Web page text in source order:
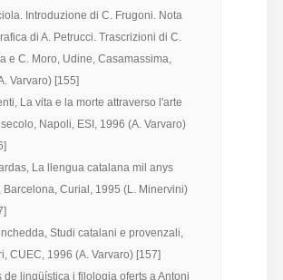
Introduzione di C. Frugoni. Nota
di A. Petrucci. Trascrizioni di C.
e C. Moro, Udine, Casamassima,
Varvaro) [155]
La vita e la morte attraverso l'arte
Napoli, ESI, 1996 (A. Varvaro)
La llengua catalana mil anys
Barcelona, Curial, 1995 (L. Minervini)
Studi catalani e provenzali,
CUEC, 1996 (A. Varvaro) [157]
de lingüística i filologia oferts a Antoni